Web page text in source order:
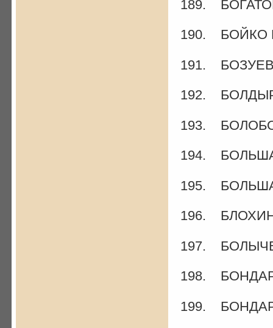
189. БОГАТОВ
190. БОЙКО
191. БОЗУЕВ
192.
193.
194.
195.
196. БЛОХИН
197.
198.
199.